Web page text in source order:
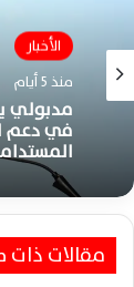
الأخبار
منذ 5 أيام
مدبولي
في دعم
مقالات ذات